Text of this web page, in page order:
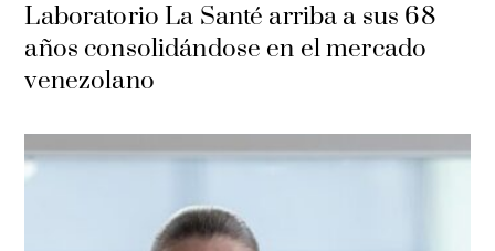
Laboratorio La Santé arriba a sus 68
años consolidándose en el mercado
venezolano